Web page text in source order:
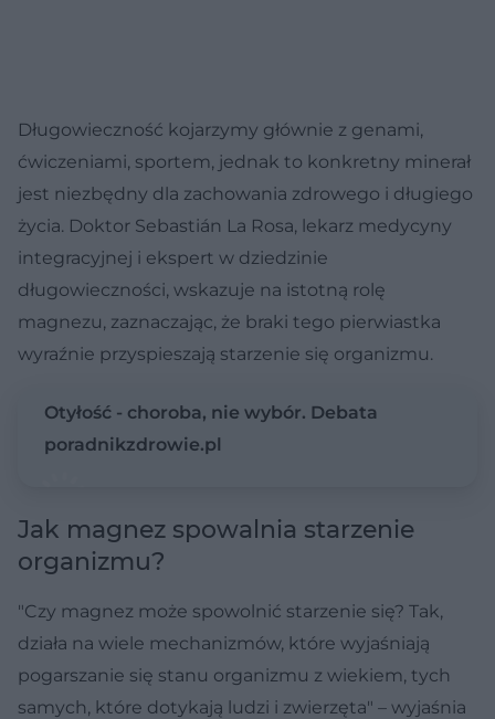
Długowieczność kojarzymy głównie z genami,
ćwiczeniami, sportem, jednak to konkretny minerał
jest niezbędny dla zachowania zdrowego i długiego
życia. Doktor Sebastián La Rosa, lekarz medycyny
integracyjnej i ekspert w dziedzinie
długowieczności, wskazuje na istotną rolę
magnezu, zaznaczając, że braki tego pierwiastka
wyraźnie przyspieszają starzenie się organizmu.
Otyłość - choroba, nie wybór. Debata
poradnikzdrowie.pl
Jak magnez spowalnia starzenie
organizmu?
"Czy magnez może spowolnić starzenie się? Tak,
działa na wiele mechanizmów, które wyjaśniają
pogarszanie się stanu organizmu z wiekiem, tych
samych, które dotykają ludzi i zwierzęta" – wyjaśnia